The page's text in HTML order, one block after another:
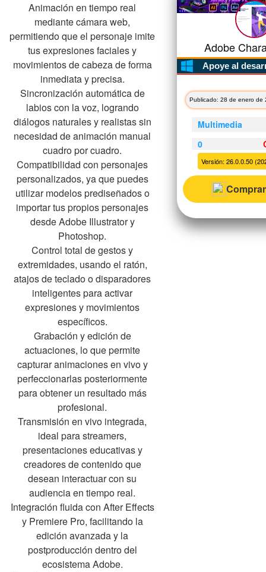
Animación en tiempo real
mediante cámara web,
permitiendo que el personaje imite
tus expresiones faciales y
movimientos de cabeza de forma
inmediata y precisa.
Sincronización automática de
labios con la voz, logrando
diálogos naturales y realistas sin
necesidad de animación manual
cuadro por cuadro.
Compatibilidad con personajes
personalizados, ya que puedes
utilizar modelos prediseñados o
importar tus propios personajes
desde Adobe Illustrator y
Photoshop.
Control total de gestos y
extremidades, usando el ratón,
atajos de teclado o disparadores
inteligentes para activar
expresiones y movimientos
específicos.
Grabación y edición de
actuaciones, lo que permite
capturar animaciones en vivo y
perfeccionarlas posteriormente
para obtener un resultado más
profesional.
Transmisión en vivo integrada,
ideal para streamers,
presentaciones educativas y
creadores de contenido que
desean interactuar con su
audiencia en tiempo real.
Integración fluida con After Effects
y Premiere Pro, facilitando la
edición avanzada y la
postproducción dentro del
ecosistema Adobe.
Adobe
Apoye al
Publicado: 28 de enero de
Multimedia
0
Versión: 26.0.0.50